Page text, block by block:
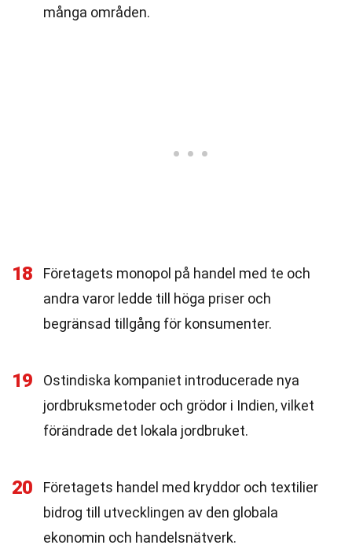
många områden.
18
Företagets monopol på handel med te och
andra varor ledde till höga priser och
begränsad tillgång för konsumenter.
19
Ostindiska kompaniet introducerade nya
jordbruksmetoder och grödor i Indien, vilket
förändrade det lokala jordbruket.
20
Företagets handel med kryddor och textilier
bidrog till utvecklingen av den globala
ekonomin och handelsnätverk.